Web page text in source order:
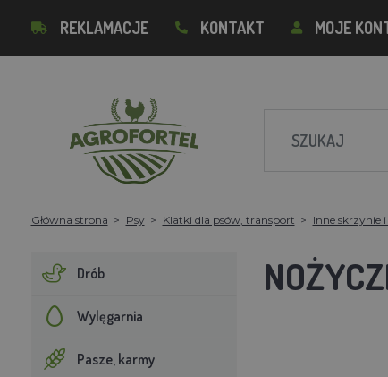
REKLAMACJE KONTAKT MOJE
Główna strona Psy Klatki dla psów, transport Inne skrzynie
Drób
Wylęgarnia
Pasze, karmy